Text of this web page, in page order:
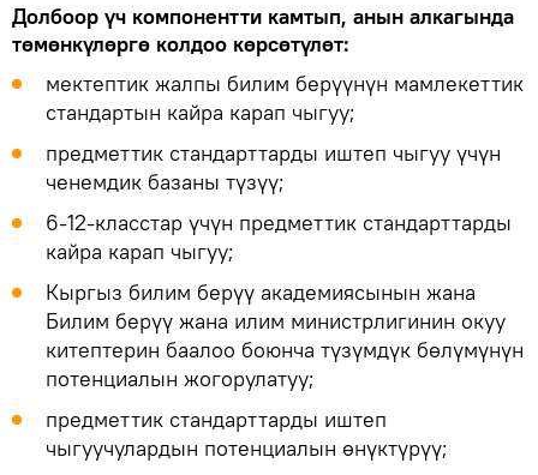
Долбоор үч компонентти камтып, анын алкагында
төмөнкүлөргө колдоо көрсөтүлөт:
мектептик жалпы билим берүүнүн мамлекеттик
стандартын кайра карап чыгуу;
предметтик стандарттарды иштеп чыгуу үчүн
ченемдик базаны түзүү;
6-12-класстар үчүн предметтик стандарттарды
кайра карап чыгуу;
Кыргыз билим берүү академиясынын жана
Билим берүү жана илим министрлигинин окуу
китептерин баалоо боюнча түзүмдүк бөлүмүнүн
потенциалын жогорулатуу;
предметтик стандарттарды иштеп
чыгуучулардын потенциалын өнүктүрүү;